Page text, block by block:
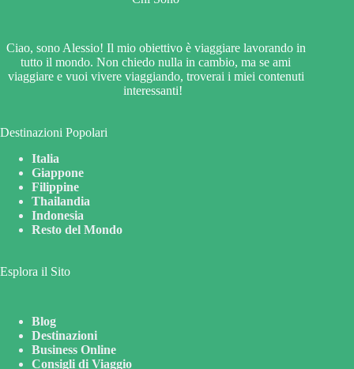
Ciao, sono Alessio! Il mio obiettivo è viaggiare lavorando in
tutto il mondo. Non chiedo nulla in cambio, ma se ami
viaggiare e vuoi vivere viaggiando, troverai i miei contenuti
interessanti!
Destinazioni Popolari
Italia
Giappone
Filippine
Thailandia
Indonesia
Resto del Mondo
Esplora il Sito
Blog
Destinazioni
Business Online
Consigli di Viaggio